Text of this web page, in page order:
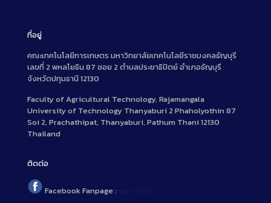
ที่อยู่
คณะเทคโนโลยีการเกษตร มหาวิทยาลัยเทคโนโลยีราชมงคลธัญบุรี
เลขที่ 2 พหลโยธิน 87 ซอย 2 ตำบลประชาธิปัตย์ อำเภอธัญบุรี
จังหวัดปทุมธานี 12130
Faculty of Agricultural Technology, Rajamangala
University of Technology Thanyaburi 2 Phaholyothin 87
Soi 2, Prachathipat, Thanyaburi, Pathum Thani 12130
Thailand
ติดต่อ
Facebook Fanpage :